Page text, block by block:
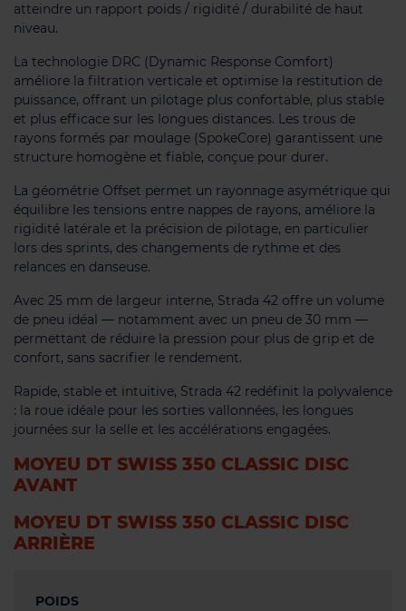
atteindre un rapport poids / rigidité / durabilité de haut
niveau.
La technologie DRC (Dynamic Response Comfort)
améliore la filtration verticale et optimise la restitution de
puissance, offrant un pilotage plus confortable, plus stable
et plus efficace sur les longues distances. Les trous de
rayons formés par moulage (SpokeCore) garantissent une
structure homogène et fiable, conçue pour durer.
La géométrie Offset permet un rayonnage asymétrique qui
équilibre les tensions entre nappes de rayons, améliore la
rigidité latérale et la précision de pilotage, en particulier
lors des sprints, des changements de rythme et des
relances en danseuse.
Avec 25 mm de largeur interne, Strada 42 offre un volume
de pneu idéal — notamment avec un pneu de 30 mm —
permettant de réduire la pression pour plus de grip et de
confort, sans sacrifier le rendement.
Rapide, stable et intuitive, Strada 42 redéfinit la polyvalence
: la roue idéale pour les sorties vallonnées, les longues
journées sur la selle et les accélérations engagées.
MOYEU DT SWISS 350 CLASSIC DISC
AVANT
MOYEU DT SWISS 350 CLASSIC DISC
ARRIÈRE
POIDS